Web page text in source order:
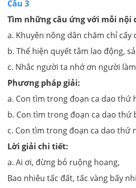
Câu 3
Tìm những câu ứng với mỗi nội
a. Khuyên nông dân chăm chỉ cấy
b. Thể hiện quyết tâm lao động,
c. Nhắc người ta nhớ ơn người
Phương pháp giải:
a. Con tìm trong đoạn ca dao thứ
b. Con tìm trong đoạn ca dao thứ
c. Con tìm trong đoạn ca dao thứ
Lời giải chi tiết:
a. Ai ơi, đừng bỏ ruộng hoang,
Bao nhiêu tấc đất, tấc vàng bấy